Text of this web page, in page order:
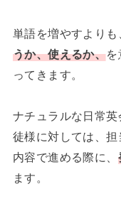
単語を増やすよりも
うか、使えるか、
ってきます。
ナチュラルな日常
徒様に対しては、
内容で進める際に、
ます。